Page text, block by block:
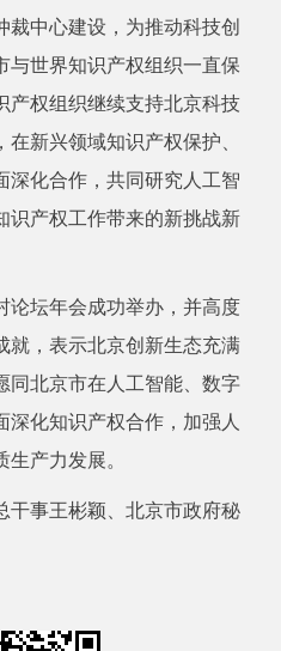
中心建设，为推动科技创
与世界知识产权组织一直保
产权组织继续支持北京科技
新兴领域知识产权保护、
深化合作，共同研究人工智
识产权工作带来的新挑战新
坛年会成功举办，并高度
就，表示北京创新生态充满
同北京市在人工智能、数字
化知识产权合作，加强人
产力发展。
事王彬颖、北京市政府秘